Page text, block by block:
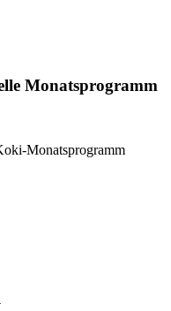
Monatsprogramm
Monatsprogramm